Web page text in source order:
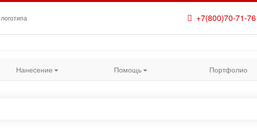
+7(800)70-71-
Нанесение Помощь Портфолио